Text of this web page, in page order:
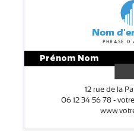
12 rue de la
06 12 34 56 78 -
Prénom Nom
Nom
Phrase